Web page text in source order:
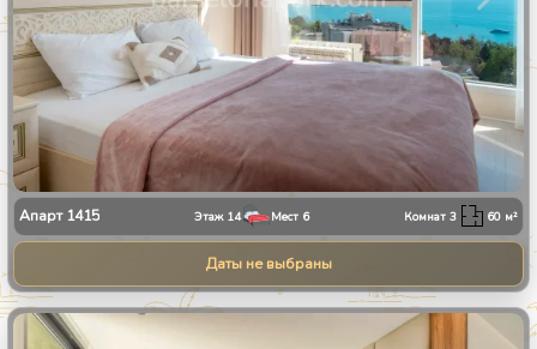
Апарт 1415 Этаж 14 Мест 6 Комнат3 60 м²
Даты не выбраны